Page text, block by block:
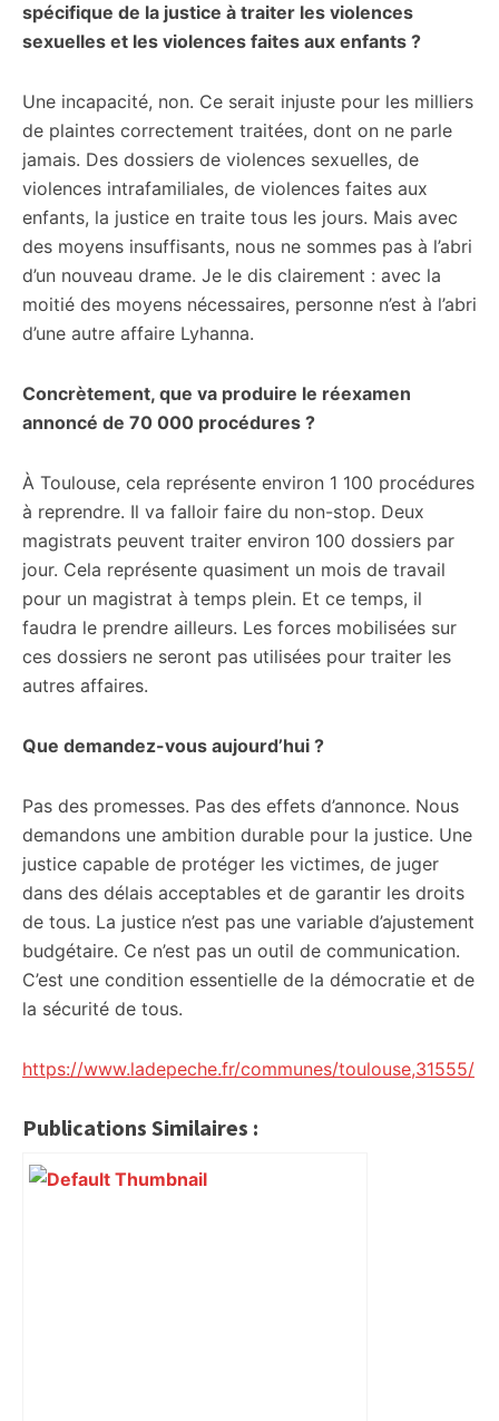
spécifique de la justice à traiter les violences
sexuelles et les violences faites aux enfants ?
Une incapacité, non. Ce serait injuste pour les milliers
de plaintes correctement traitées, dont on ne parle
jamais. Des dossiers de violences sexuelles, de
violences intrafamiliales, de violences faites aux
enfants, la justice en traite tous les jours. Mais avec
des moyens insuffisants, nous ne sommes pas à l’abri
d’un nouveau drame. Je le dis clairement : avec la
moitié des moyens nécessaires, personne n’est à l’abri
d’une autre affaire Lyhanna.
Concrètement, que va produire le réexamen
annoncé de 70 000 procédures ?
À Toulouse, cela représente environ 1 100 procédures
à reprendre. Il va falloir faire du non-stop. Deux
magistrats peuvent traiter environ 100 dossiers par
jour. Cela représente quasiment un mois de travail
pour un magistrat à temps plein. Et ce temps, il
faudra le prendre ailleurs. Les forces mobilisées sur
ces dossiers ne seront pas utilisées pour traiter les
autres affaires.
Que demandez-vous aujourd’hui ?
Pas des promesses. Pas des effets d’annonce. Nous
demandons une ambition durable pour la justice. Une
justice capable de protéger les victimes, de juger
dans des délais acceptables et de garantir les droits
de tous. La justice n’est pas une variable d’ajustement
budgétaire. Ce n’est pas un outil de communication.
C’est une condition essentielle de la démocratie et de
la sécurité de tous.
https://www.ladepeche.fr/communes/toulouse,31555/
Publications Similaires :